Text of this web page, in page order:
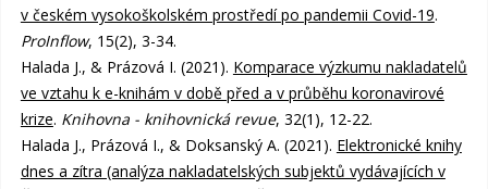
v českém vysokoškolském prostředí po pandemii Covid-19.
ProInflow, 15(2), 3-34.
Halada J., & Prázová I. (2021). Komparace výzkumu nakladatelů
ve vztahu k e-knihám v době před a v průběhu koronavirové
krize. Knihovna - knihovnická revue, 32(1), 12-22.
Halada J., Prázová I., & Doksanský A. (2021). Elektronické knihy
dnes a zítra (analýza nakladatelských subjektů vydávajících v